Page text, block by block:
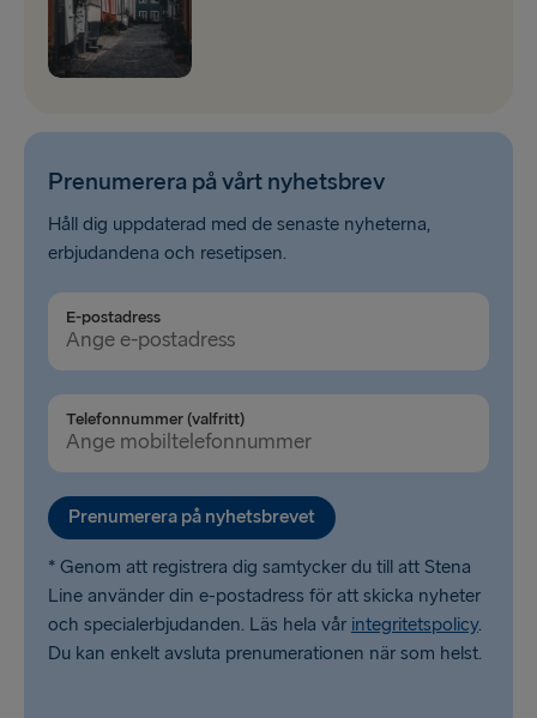
Prenumerera på vårt nyhetsbrev
Håll dig uppdaterad med de senaste nyheterna,
erbjudandena och resetipsen.
E-postadress
Telefonnummer (valfritt)
Prenumerera på nyhetsbrevet
* Genom att registrera dig samtycker du till att Stena
Line använder din e-postadress för att skicka nyheter
och specialerbjudanden. Läs hela vår integritetspolicy.
Du kan enkelt avsluta prenumerationen när som helst.